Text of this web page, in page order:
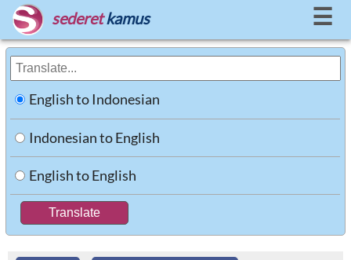
sederet kamus ☰
English to Indonesian
Indonesian to English
English to English